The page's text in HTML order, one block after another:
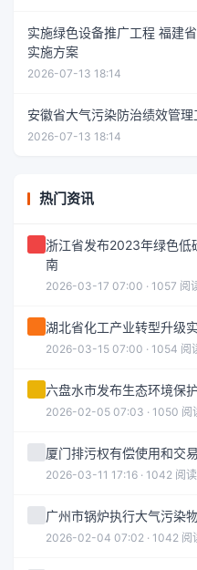
实施绿色设备推广工程 福建
实施方案
2026-07-13 18:14
安徽省大气污染防治绩效管理
2026-07-13 18:14
热门资讯
浙江省发布2023年绿色低
南
2026-03-17 07:00 · 1057 阅
湖北省化工产业转型升级
2026-03-15 07:00 · 1054 阅
六盘水市发布生态环境保
2026-02-05 07:03 · 1050 阅
厦门排污权有偿使用和交
2026-03-11 17:16 · 1042 阅读
广州市锅炉执行大气污染
2026-02-04 07:02 · 1042 阅